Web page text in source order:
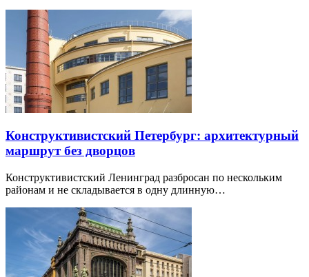
Конструктивистский Петербург: архитектурный
маршрут без дворцов
Конструктивистский Ленинград разбросан по нескольким
районам и не складывается в одну длинную…